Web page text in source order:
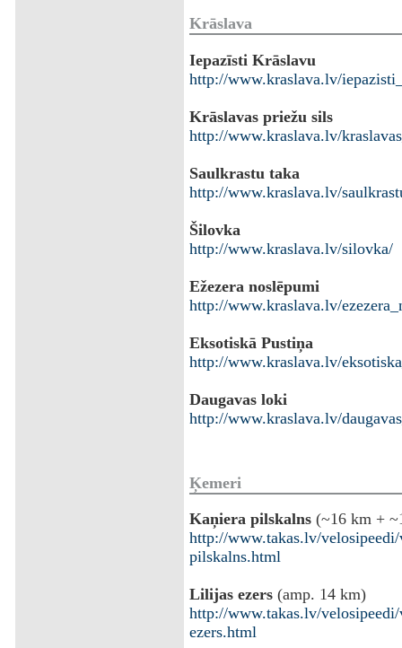
Krāslava
Iepazīsti Krāslavu
http://www.kraslava.lv/
Krāslavas priežu sils
http://www.kraslava.lv/
Saulkrastu taka
http://www.kraslava.lv/
Šilovka
http://www.kraslava.lv/silovka/
Ežezera noslēpumi
http://www.kraslava.lv/
Eksotiskā Pustiņa
http://www.kraslava.lv/
Daugavas loki
http://www.kraslava.lv/
Ķemeri
Kaņiera pilskalns(~16 km +
http://www.takas.lv/
pilskalns.html
Lilijas ezers(amp. 14 km)
http://www.takas.lv/
ezers.html